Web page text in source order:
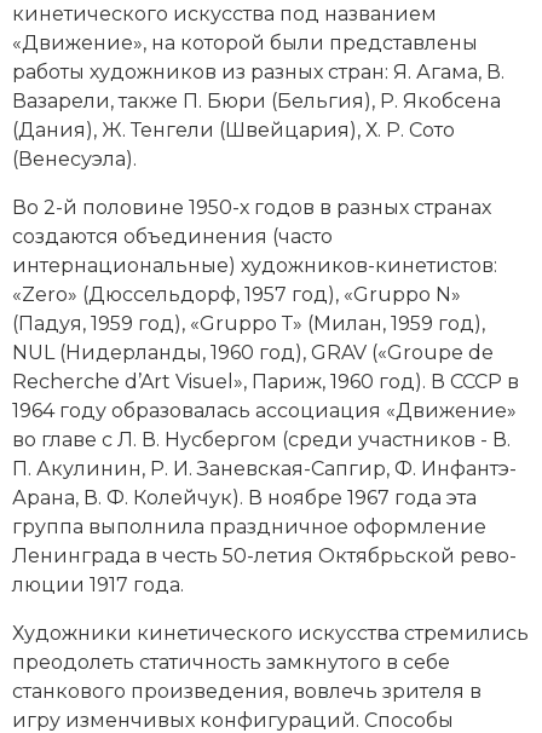
Нумизматика
Образование
Общественные объединения и организации
Революции и народные движения
Религия и церковь
Россия
Северная Америка
Социально-экономическая история
Специальные исторические дисциплины
СССР
кинетического искусства под названием
«Движение», на которой были представлены
работы художников из разных стран: Я. Агама, В.
Вазарели, также П. Бюри (Бельгия), Р. Якобсена
(Дания), Ж. Тенгели (Швейцария), Х. Р. Сото
(Венесуэла).
Во 2-й половине 1950-х годов в разных странах
создаются объединения (часто
интернациональные) художников-кинетистов:
«Zero» (Дюссельдорф, 1957 год), «Gruppo N»
(Падуя, 1959 год), «Gruppo Т» (Милан, 1959 год),
NUL (Нидерланды, 1960 год), GRAV («Groupe de
Recherche d’Art Visuel», Париж, 1960 год). В СССР в
1964 году образовалась ассоциация «Движение»
во главе с Л. В. Нусбергом (среди участников - В.
П. Акулинин, Р. И. Заневская-Сапгир, Ф. Инфантэ-
Арана, В. Ф. Колейчук). В ноябре 1967 года эта
группа выполнила праздничное оформление
Ленинграда в честь 50-летия Октябрьской ре­во­
лю­ции 1917 года.
Художники кинетического искусства стремились
преодолеть статичность замкнутого в себе
станкового произведения, вовлечь зрителя в
игру изменчивых конфигураций. Способы